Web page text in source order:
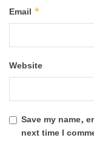
Email *
Website
Save my name,
next time I